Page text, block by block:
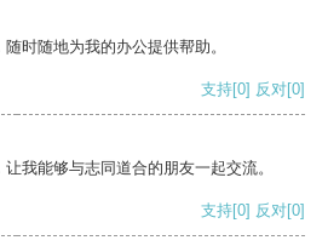
时随地为我的办公提供帮助。
支持[0] 反对[0]
我能够与志同道合的朋友一起交流。
支持[0] 反对[0]